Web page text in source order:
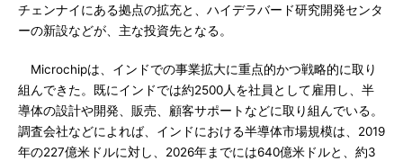
チェンナイにある拠点の拡充と、ハイデラバード研究開発センタ
ーの新設などが、主な投資先となる。
Microchipは、インドでの事業拡大に重点的かつ戦略的に取り
組んできた。既にインドでは約2500人を社員として雇用し、半
導体の設計や開発、販売、顧客サポートなどに取り組んでいる。
調査会社などによれば、インドにおける半導体市場規模は、2019
年の227億米ドルに対し、2026年までには640億米ドルと、約3